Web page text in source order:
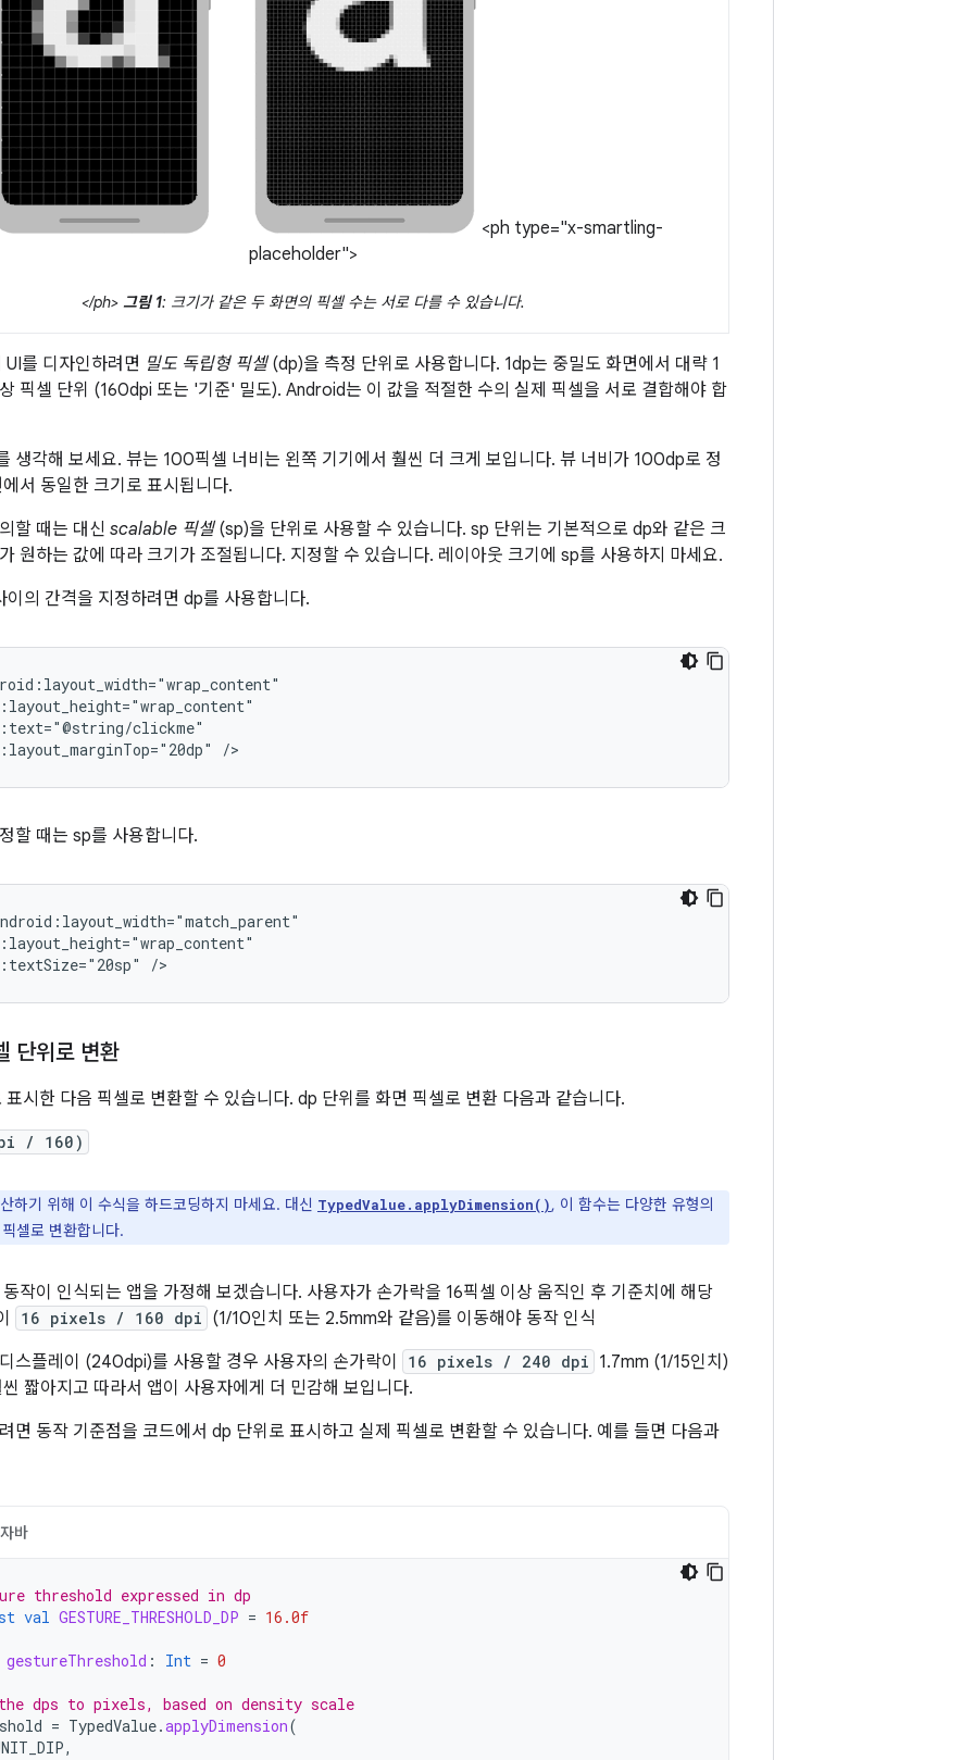
<ph type="x-smartling-
placeholder">
</ph> 그림 1: 크기가 같은 두 화면의 픽셀 수는 서로 다를 수 있습니다.
를 디자인하려면 밀도 독립형 픽셀(dp)을 측정 단위로 사용합니다. 1dp는 중밀도 화면에서 대략 1
픽셀 단위 (160dpi 또는 '기준' 밀도). Android는 이 값을 적절한 수의 실제 픽셀을 서로 결합해야 합
생각해 보세요. 뷰는 100픽셀 너비는 왼쪽 기기에서 훨씬 더 크게 보입니다. 뷰 너비가 100dp로 정
서 동일한 크기로 표시됩니다.
할 때는 대신 scalable 픽셀(sp)을 단위로 사용할 수 있습니다. sp 단위는 기본적으로 dp와 같은 크
원하는 값에 따라 크기가 조절됩니다. 지정할 수 있습니다. 레이아웃 크기에 sp를 사용하지 마세요.
이의 간격을 지정하려면 dp를 사용합니다.
/>
할 때는 sp를 사용합니다.
/>
단위로 변환
시한 다음 픽셀로 변환할 수 있습니다. dp 단위를 화면 픽셀로 변환 다음과 같습니다.
/ 160)
하기 위해 이 수식을 하드코딩하지 마세요. 대신 TypedValue.applyDimension(), 이 함수는 다양한 유형의
셀로 변환합니다.
작이 인식되는 앱을 가정해 보겠습니다. 사용자가 손가락을 16픽셀 이상 움직인 후 기준치에 해당
16 pixels / 160 dpi (1/10인치 또는 2.5mm와 같음)를 이동해야 동작 인식
스플레이 (240dpi)를 사용할 경우 사용자의 손가락이
16 pixels / 240 dpi 1.7mm (1/15인치)
짧아지고 따라서 앱이 사용자에게 더 민감해 보입니다.
면 동작 기준점을 코드에서 dp 단위로 표시하고 실제 픽셀로 변환할 수 있습니다. 예를 들면 다음과
자바
threshold expressed in dp
val GESTURE_THRESHOLD_DP = 16.0f
gestureThreshold : Int = 0
dps to pixels, based on density scale
= TypedValue.applyDimension(
,